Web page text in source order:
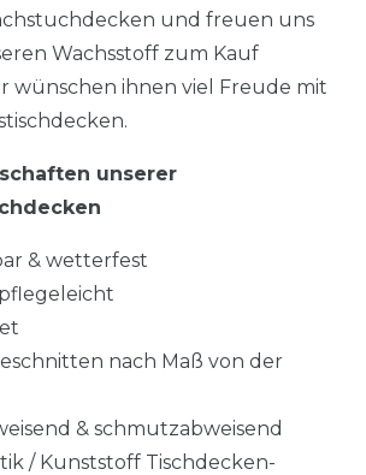
und freuen uns
Wachsstoff zum Kauf
wünschen ihnen viel Freude mit
unserer
& wetterfest
nach Maß von der
& schmutzabweisend
/ Kunststoff Tischdecken-